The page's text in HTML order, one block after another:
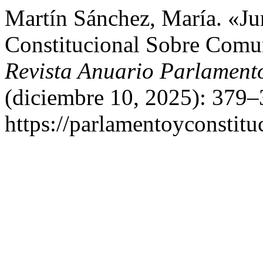
Martín Sánchez, María.
Constitucional Sobre
Revista Anuario
(diciembre 10, 2025):
https://